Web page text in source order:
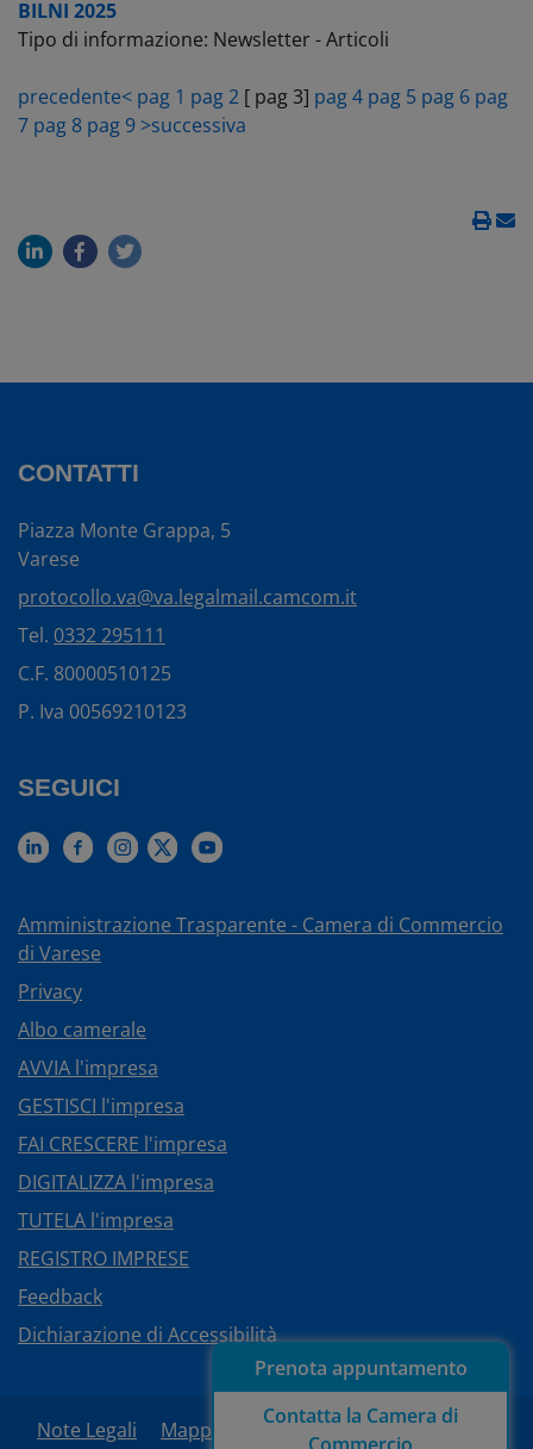
BILNI 2025
Tipo di informazione: Newsletter - Articoli
precedente< pag 1 pag 2 [ pag 3] pag 4 pag 5 pag 6 pag
7 pag 8 pag 9 >successiva
Prenota appuntamento
Contatta la Camera di
CONTATTI
Piazza Monte Grappa, 5
Varese
protocollo.va@va.legalmail.camcom.it
Tel. 0332 295111
C.F. 80000510125
P. Iva 00569210123
SEGUICI
Amministrazione Trasparente - Camera di Commercio
di Varese
Privacy
Albo camerale
AVVIA l'impresa
GESTISCI l'impresa
FAI CRESCERE l'impresa
DIGITALIZZA l'impresa
TUTELA l'impresa
REGISTRO IMPRESE
Feedback
Dichiarazione di Accessibilità
Note Legali Mappa del sito Area Riservata